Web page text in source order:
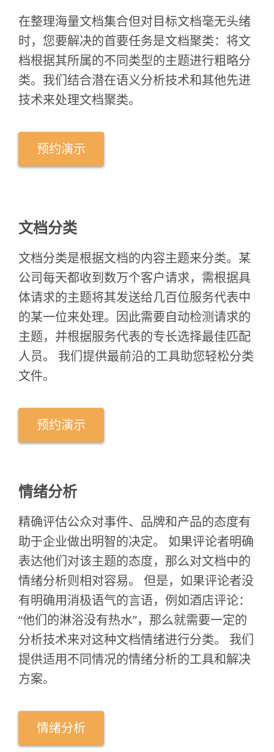
在整理海量文档集合但对目标文档毫无头绪
时，您要解决的首要任务是文档聚类：将文
档根据其所属的不同类型的主题进行粗略分
类。我们结合潜在语义分析技术和其他先进
技术来处理文档聚类。
预约演示
文档分类
文档分类是根据文档的内容主题来分类。某
公司每天都收到数万个客户请求，需根据具
体请求的主题将其发送给几百位服务代表中
的某一位来处理。因此需要自动检测请求的
主题，并根据服务代表的专长选择最佳匹配
人员。 我们提供最前沿的工具助您轻松分类
文件。
预约演示
情绪分析
精确评估公众对事件、品牌和产品的态度有
助于企业做出明智的决定。 如果评论者明确
表达他们对该主题的态度，那么对文档中的
情绪分析则相对容易。 但是，如果评论者没
有明确用消极语气的言语，例如酒店评论：
“他们的淋浴没有热水”，那么就需要一定的
分析技术来对这种文档情绪进行分类。 我们
提供适用不同情况的情绪分析的工具和解决
方案。
情绪分析